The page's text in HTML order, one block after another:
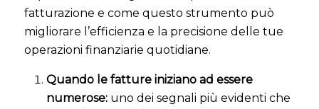
fatturazione e come questo strumento può
migliorare l’efficienza e la precisione delle tue
operazioni finanziarie quotidiane.
Quando le fatture iniziano ad essere
numerose: uno dei segnali più evidenti che